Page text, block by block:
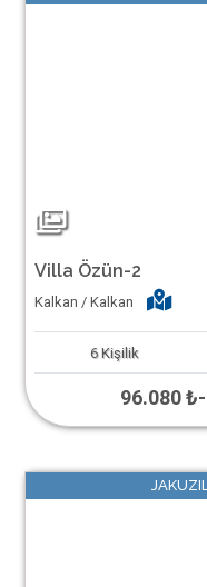
Villa Özün-2
Kalkan / Kalkan
6 Kişilik
96.080 ₺-